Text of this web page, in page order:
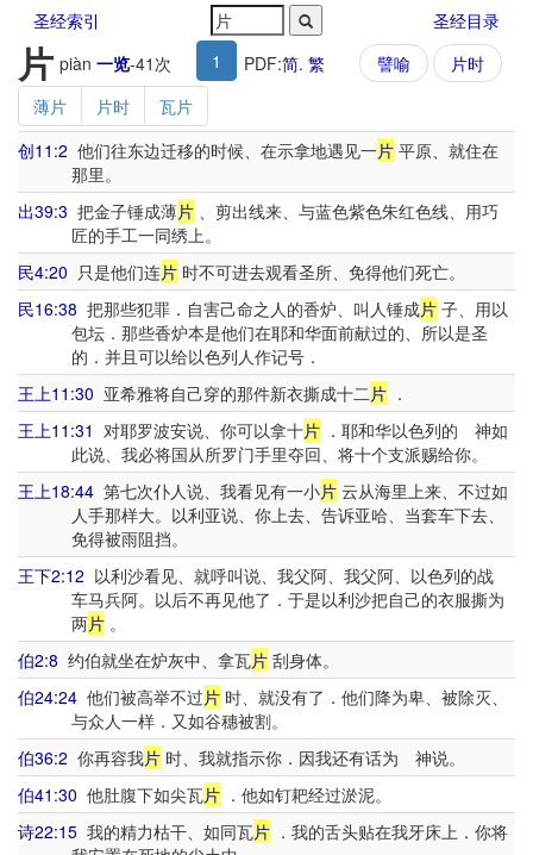
圣经索引 圣经目录
片 piàn 一览-41 次 1 PDF:简. 繁 譬喻
片时
薄片
片时
瓦片
创11:2 他们往东边迁移的时候、在示拿地遇见一片 平原、就住在
那里。
出39:3 把金子锤成薄片 、剪出线来、与蓝色紫色朱红色线、用巧
匠的手工一同绣上。
民4:20 只是他们连片 时不可进去观看圣所、免得他们死亡。
民16:38 把那些犯罪．自害己命之人的香炉、叫人锤成片 子、用以
包坛．那些香炉本是他们在耶和华面前献过的、所以是圣
的．并且可以给以色列人作记号．
王上11:30 亚希雅将自己穿的那件新衣撕成十二片 ．
王上11:31 对耶罗波安说、你可以拿十片 ．耶和华以色列的 神如
此说、我必将国从所罗门手里夺回、将十个支派赐给你。
王上18:44 第七次仆人说、我看见有一小片 云从海里上来、不过如
人手那样大。以利亚说、你上去、告诉亚哈、当套车下去、
免得被雨阻挡。
王下2:12 以利沙看见、就呼叫说、我父阿、我父阿、以色列的战
车马兵阿。以后不再见他了．于是以利沙把自己的衣服撕为
两片。
伯2:8 约伯就坐在炉灰中、拿瓦片 刮身体。
伯24:24 他们被高举不过片 时、就没有了．他们降为卑、被除灭、
与众人一样．又如谷穗被割。
伯36:2 你再容我片 时、我就指示你．因我还有话为 神说。
伯41:30 他肚腹下如尖瓦片 ．他如钉耙经过淤泥。
诗22:15 我的精力枯干、如同瓦片 ．我的舌头贴在我牙床上．你将